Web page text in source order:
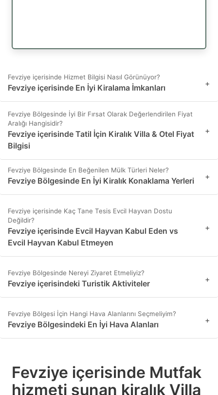
Fevziye içerisinde Hizmet Bilgisi Nasıl Görünüyor?
Fevziye içerisinde En İyi Kiralama İmkanları +
Fevziye Bölgesinde İyi Bir Fırsat Olarak Değerlendirilen Fiyat
Aralığı Hangisidir?
Fevziye içerisinde Tatil İçin Kiralık Villa & Otel Fiyat
Bilgisi
+
Fevziye Bölgesinde En Beğenilen Mülk Türleri Neler?
Fevziye Bölgesinde En İyi Kiralık Konaklama Yerleri +
Fevziye içerisinde Kaç Tane Tesis Evcil Hayvan Dostu
Değildir?
Fevziye içerisinde Evcil Hayvan Kabul Eden vs
Evcil Hayvan Kabul Etmeyen
+
Fevziye Bölgesinde Nereyi Ziyaret Etmeliyiz?
Fevziye içerisindeki Turistik Aktiviteler +
Fevziye Bölgesi İçin Hangi Hava Alanlarını Seçmeliyim?
Fevziye Bölgesindeki En İyi Hava Alanları +
Fevziye içerisinde Mutfak
hizmeti sunan kiralık Villa